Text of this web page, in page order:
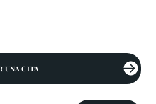
UNA CITA